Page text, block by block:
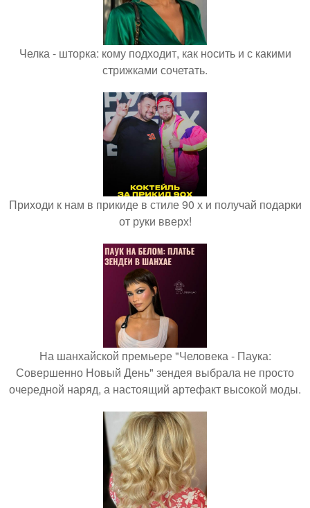
Челка - шторка: кому подходит, как носить и с какими
стрижками сочетать.
Приходи к нам в прикиде в стиле 90 х и получай подарки
от руки вверх!
На шанхайской премьере "Человека - Паука:
Совершенно Новый День" зендея выбрала не просто
очередной наряд, а настоящий артефакт высокой моды.